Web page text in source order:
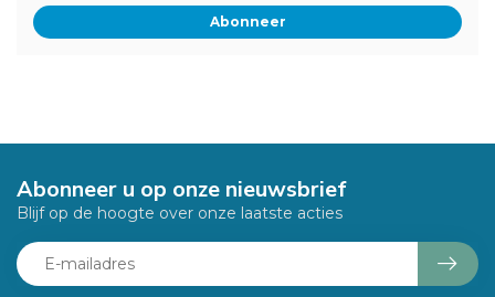
Abonneer
Abonneer u op onze nieuwsbrief
Blijf op de hoogte over onze laatste acties